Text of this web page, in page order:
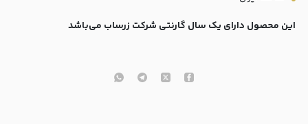
این محصول دارای یک سال گارنتی شرکت زرساب می‎‌باشد